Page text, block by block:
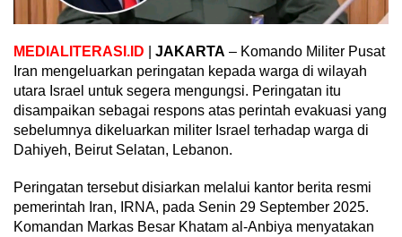
MEDIALITERASI.ID JAKARTA – Komando Militer Pusat
Iran mengeluarkan peringatan kepada warga di wilayah
utara Israel untuk segera mengungsi. Peringatan itu
disampaikan sebagai respons atas perintah evakuasi yang
sebelumnya dikeluarkan militer Israel terhadap warga di
Dahiyeh, Beirut Selatan, Lebanon.
Peringatan tersebut disiarkan melalui kantor berita resmi
pemerintah Iran, IRNA, pada Senin 29 September 2025.
Komandan Markas Besar Khatam al-Anbiya menyatakan